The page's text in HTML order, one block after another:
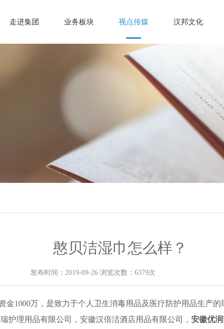
走进集团 业务板块 视点传媒 汉邦文化
憨贝洁湿巾怎么样？
发布时间：2019-09-26 浏览次数：6379次
1000万，是致力于个人卫生消毒用品及医疗防护用品生产
护理用品有限公司，安徽汉倍洁酒店用品有限公司， 安徽优